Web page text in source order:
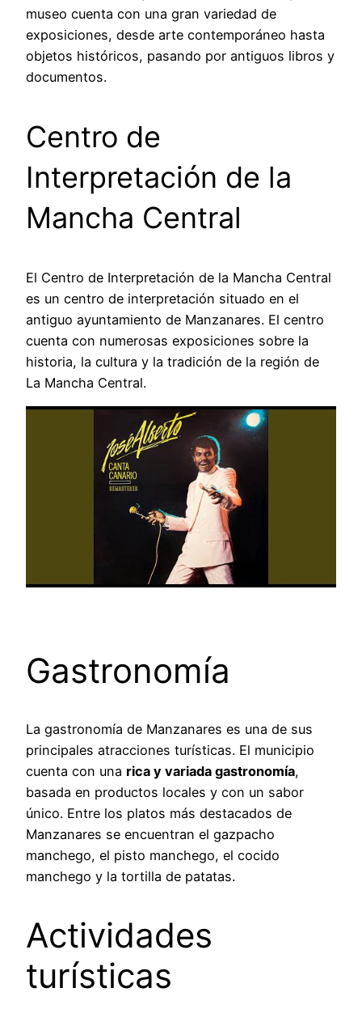
museo cuenta con una gran variedad de
exposiciones, desde arte contemporáneo hasta
objetos históricos, pasando por antiguos libros y
documentos.
Centro de
Interpretación de la
Mancha Central
El Centro de Interpretación de la Mancha Central
es un centro de interpretación situado en el
antiguo ayuntamiento de Manzanares. El centro
cuenta con numerosas exposiciones sobre la
historia, la cultura y la tradición de la región de
La Mancha Central.
Gastronomía
La gastronomía de Manzanares es una de sus
principales atracciones turísticas. El municipio
cuenta con una rica y variada gastronomía,
basada en productos locales y con un sabor
único. Entre los platos más destacados de
Manzanares se encuentran el gazpacho
manchego, el pisto manchego, el cocido
manchego y la tortilla de patatas.
Actividades
turísticas